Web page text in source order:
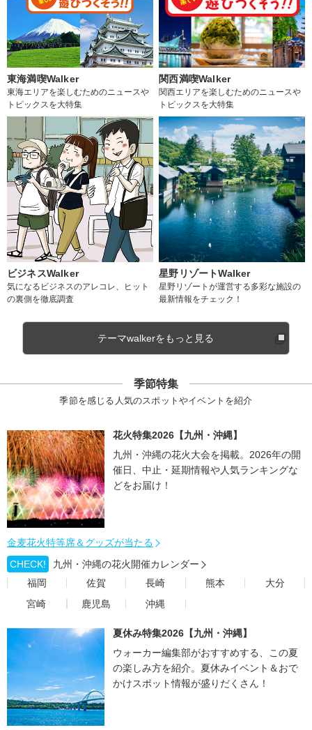
東海満喫Walker
東海エリアを楽しむためのニュースや
トピックスを大特集
関西満喫Walker
関西エリアを楽しむためのニュースや
トピックスを大特集
ビジネスWalker
気になるビジネスのアレコレ、ヒット
の裏側を徹底調査
星野リゾートWalker
星野リゾートが運営する多彩な施設の
最新情報をチェック！
テーマwalkerをもっと見る
季節特集
季節を感じる人気のスポットやイベントを紹介
花火特集2026【九州・沖縄】
九州・沖縄の花火大会を掲載。2026年の開
催日、中止・延期情報や人気ランキングな
どをお届け！
金麦花火特等席＆グッズが当たる
CHECK!
九州・沖縄の花火開催カレンダー
福岡
佐賀 長崎 熊本
大分
宮崎
鹿児島 沖縄
夏休み特集2026【九州・沖縄】
ウォーカー編集部がおすすめする、この夏
の楽しみ方を紹介。夏休みイベント＆おで
かけスポット情報が盛りだくさん！